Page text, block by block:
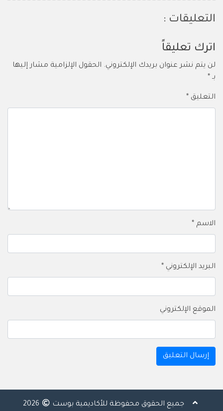
التعليقات :
اترك تعليقاً
لن يتم نشر عنوان بريدك الإلكتروني. الحقول الإلزامية مشار إليها
بـ *
التعليق *
الاسم *
البريد الإلكتروني *
الموقع الإلكتروني
جميع الحقوق محفوظة للأكاديمية بوست